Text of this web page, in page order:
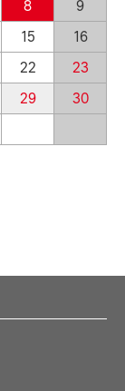
8
9
15
16
22
23
29
30